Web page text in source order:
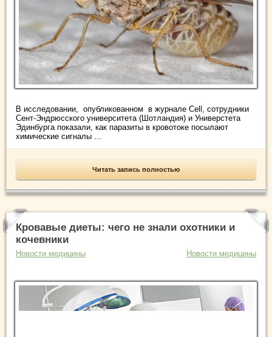
В исследовании, опубликованном в журнале Cell, сотрудники
Сент-Эндрюсского университета (Шотландия) и Универстета
Эдинбурга показали, как паразиты в кровотоке посылают
химические сигналы ...
Читать запись полностью
Кровавые диеты: чего не знали охотники и
кочевники
Новости медицины Новости медицины